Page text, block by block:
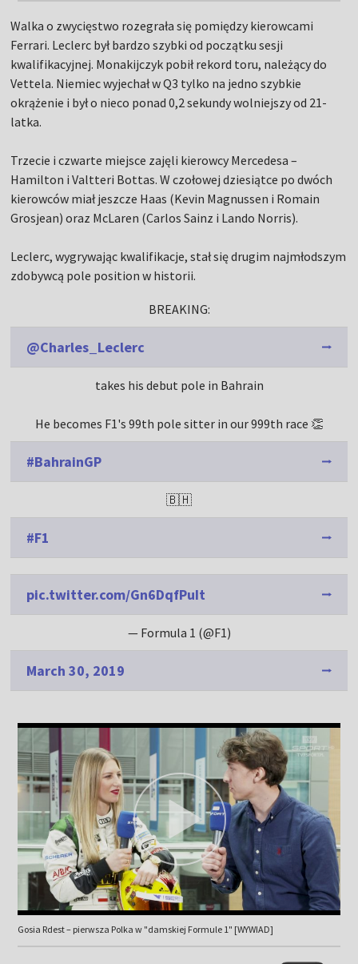
Walka o zwycięstwo rozegrała się pomiędzy kierowcami
Ferrari. Leclerc był bardzo szybki od początku sesji
kwalifikacyjnej. Monakijczyk pobił rekord toru, należący do
Vettela. Niemiec wyjechał w Q3 tylko na jedno szybkie
okrążenie i był o nieco ponad 0,2 sekundy wolniejszy od 21-
latka.
Trzecie i czwarte miejsce zajęli kierowcy Mercedesa –
Hamilton i Valtteri Bottas. W czołowej dziesiątce po dwóch
kierowców miał jeszcze Haas (Kevin Magnussen i Romain
Grosjean) oraz McLaren (Carlos Sainz i Lando Norris).
Leclerc, wygrywając kwalifikacje, stał się drugim najmłodszym
zdobywcą pole position w historii.
BREAKING:
@Charles_Leclerc
takes his debut pole in Bahrain
He becomes F1's 99th pole sitter in our 999th race 👏
#BahrainGP
🇧🇭
#F1
pic.twitter.com/Gn6DqfPuIt
— Formula 1 (@F1)
March 30, 2019
Gosia Rdest – pierwsza Polka w "damskiej Formule 1" [WYWIAD]